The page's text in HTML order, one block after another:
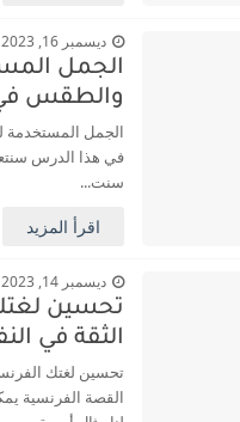
ديسمبر 16, 2023
الجمل
والطقس في
الجمل المستخدمة
في هذا الدرس
سنت...
اقرأ المزيد
ديسمبر 14, 2023
تحسين
الثقة في
تحسين لغتك
القصة الفرنسية